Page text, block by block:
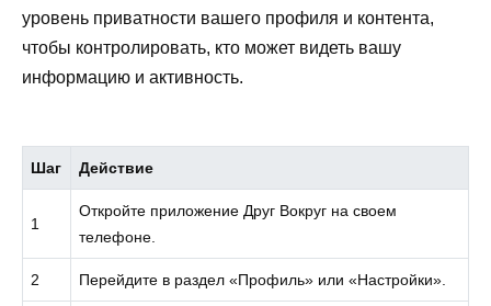
уровень приватности вашего профиля и контента,
чтобы контролировать, кто может видеть вашу
информацию и активность.
Шаг Действие
1
Откройте приложение Друг Вокруг на своем
телефоне.
2 Перейдите в раздел «Профиль» или «Настройки».